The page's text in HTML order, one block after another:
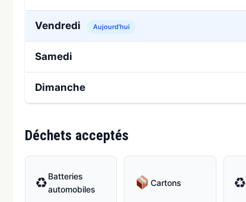
Vendredi Aujourd'hui
Samedi
Dimanche
Déchets acceptés
♻Batteries
automobiles
Cartons ♻